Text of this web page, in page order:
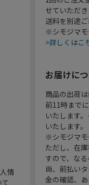
情
せていただ
送料を別途
※シモジマモ
>詳しくはこ
お届けに
商品の出荷
前11時まで
いたします
いたします。
※シモジマモ
ただし、在
すので、な
尚、前払い
金の確認、